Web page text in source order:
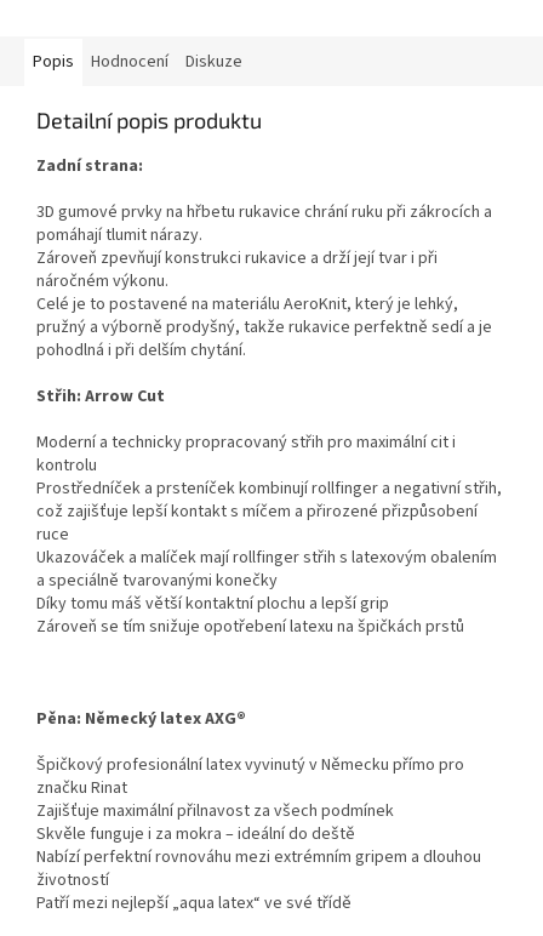
hvězdiček.
Popis Hodnocení Diskuze
Detailní popis produktu
Zadní strana:
3D gumové prvky na hřbetu rukavice chrání ruku při zákrocích a
pomáhají tlumit nárazy.
Zároveň zpevňují konstrukci rukavice a drží její tvar i při
náročném výkonu.
Celé je to postavené na materiálu AeroKnit, který je lehký,
pružný a výborně prodyšný, takže rukavice perfektně sedí a je
pohodlná i při delším chytání.
Střih: Arrow Cut
Moderní a technicky propracovaný střih pro maximální cit i
kontrolu
Prostředníček a prsteníček kombinují rollfinger a negativní střih,
což zajišťuje lepší kontakt s míčem a přirozené přizpůsobení
ruce
Ukazováček a malíček mají rollfinger střih s latexovým obalením
a speciálně tvarovanými konečky
Díky tomu máš větší kontaktní plochu a lepší grip
Zároveň se tím snižuje opotřebení latexu na špičkách prstů
Pěna: Německý latex AXG®
Špičkový profesionální latex vyvinutý v Německu přímo pro
značku Rinat
Zajišťuje maximální přilnavost za všech podmínek
Skvěle funguje i za mokra – ideální do deště
Nabízí perfektní rovnováhu mezi extrémním gripem a dlouhou
životností
Patří mezi nejlepší „aqua latex“ ve své třídě